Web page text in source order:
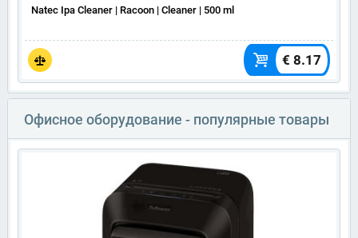
Natec Ipa Cleaner | Racoon | Cleaner | 500 ml
€ 8.17
Офисное оборудование - популярные товары